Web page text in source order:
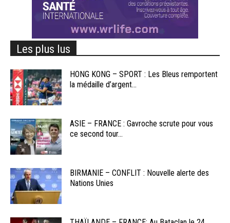
Les plus lus
HONG KONG – SPORT : Les Bleus remportent
la médaille d’argent...
ASIE – FRANCE : Gavroche scrute pour vous
ce second tour...
BIRMANIE – CONFLIT : Nouvelle alerte des
Nations Unies